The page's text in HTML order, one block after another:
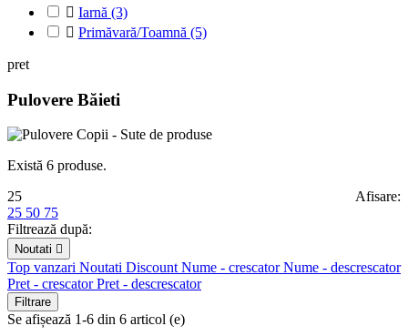
 Iarnă (3)
 Primăvară/Toamnă (5)
pret
Pulovere Băieti
Există 6 produse.
Afisare:
25
25 50 75
Filtrează după:
Noutati 
Top vanzari Noutati DiscountNume - crescatorNume - descrescator
Pret - crescatorPret - descrescator
Filtrare
Se afișează 1-6 din 6 articol (e)